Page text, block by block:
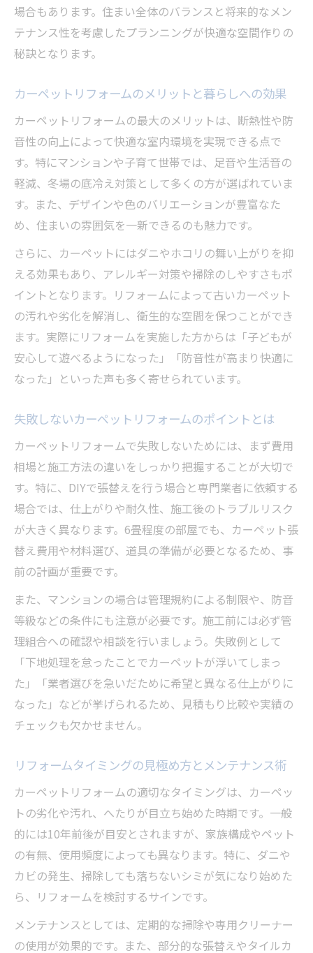
カーペットリフォーム費用相場の比較と内
訳
リフォーム方法別の費用と選び方のポイン
6畳部屋のカーペット張替え費用相場を徹底
解説
業者とDIYで異なるリフォーム費用の特徴
予算内でできるリフォームカーペットの選
択肢
フローリングへ変えるカーペット撤去のポイン
ト
リフォームでカーペットからフローリング
に変える手順
フローリングリフォーム時の撤去作業ポイ
ント
カーペット撤去後のフローリング選びの注
意点
撤去方法
の注意点
カーペット張替えは業者とDIYどちらがお得？
リフォーム費用で比較する業者とDIYの違い
自分でカーペット張替えするメリットとデ
メリット
業者に依頼するカーペットリフォームの安
心感
DIYと業者の費用差とリフォーム満足度を比
較
カーペット張替え業者選びで失敗しない方
法
マンションでのカーペットリフォーム事情と規
約対策
の確認ポイント
防音や管理規約に配慮したカーペットリフ
ォームの実践法
マンションでカーペット張替えする費用感
と注意点
DIYでできるマンションカーペットリフォー
ムのコツ
マンション規約に違反しないリフォーム方
場合もあります。住まい全体のバランスと将来的なメン
テナンス性を考慮したプランニングが快適な空間作りの
秘訣となります。
カーペットリフォームのメリットと暮らしへの効果
カーペットリフォームの最大のメリットは、断熱性や防
音性の向上によって快適な室内環境を実現できる点で
す。特にマンションや子育て世帯では、足音や生活音の
軽減、冬場の底冷え対策として多くの方が選ばれていま
す。また、デザインや色のバリエーションが豊富なた
め、住まいの雰囲気を一新できるのも魅力です。
さらに、カーペットにはダニやホコリの舞い上がりを抑
える効果もあり、アレルギー対策や掃除のしやすさもポ
イントとなります。リフォームによって古いカーペット
の汚れや劣化を解消し、衛生的な空間を保つことができ
ます。実際にリフォームを実施した方からは「子どもが
安心して遊べるようになった」「防音性が高まり快適に
なった」といった声も多く寄せられています。
失敗しないカーペットリフォームのポイントとは
カーペットリフォームで失敗しないためには、まず費用
相場と施工方法の違いをしっかり把握することが大切で
す。特に、DIYで張替えを行う場合と専門業者に依頼する
場合では、仕上がりや耐久性、施工後のトラブルリスク
が大きく異なります。6畳程度の部屋でも、カーペット張
替え費用や材料選び、道具の準備が必要となるため、事
前の計画が重要です。
また、マンションの場合は管理規約による制限や、防音
等級などの条件にも注意が必要です。施工前には必ず管
理組合への確認や相談を行いましょう。失敗例として
「下地処理を怠ったことでカーペットが浮いてしまっ
た」「業者選びを急いだために希望と異なる仕上がりに
なった」などが挙げられるため、見積もり比較や実績の
チェックも欠かせません。
リフォームタイミングの見極め方とメンテナンス術
カーペットリフォームの適切なタイミングは、カーペッ
トの劣化や汚れ、へたりが目立ち始めた時期です。一般
的には10年前後が目安とされますが、家族構成やペット
の有無、使用頻度によっても異なります。特に、ダニや
カビの発生、掃除しても落ちないシミが気になり始めた
ら、リフォームを検討するサインです。
メンテナンスとしては、定期的な掃除や専用クリーナー
の使用が効果的です。また、部分的な張替えやタイルカ